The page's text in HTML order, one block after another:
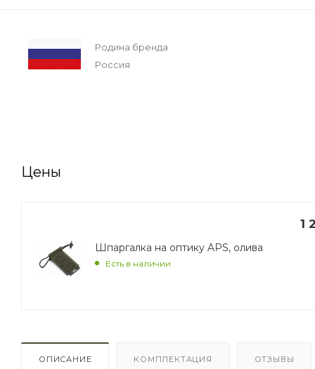
Родина бренда
Россия
Цены
Шпаргалка на оптику APS, олива
Есть в наличии
1
ОПИСАНИЕ КОМПЛЕКТАЦИЯ ОТЗЫВЫ